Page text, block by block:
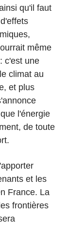
qu'il faut
même
c'est une
climat au
et plus
l'énergie
de toute
et les
France. La
frontières